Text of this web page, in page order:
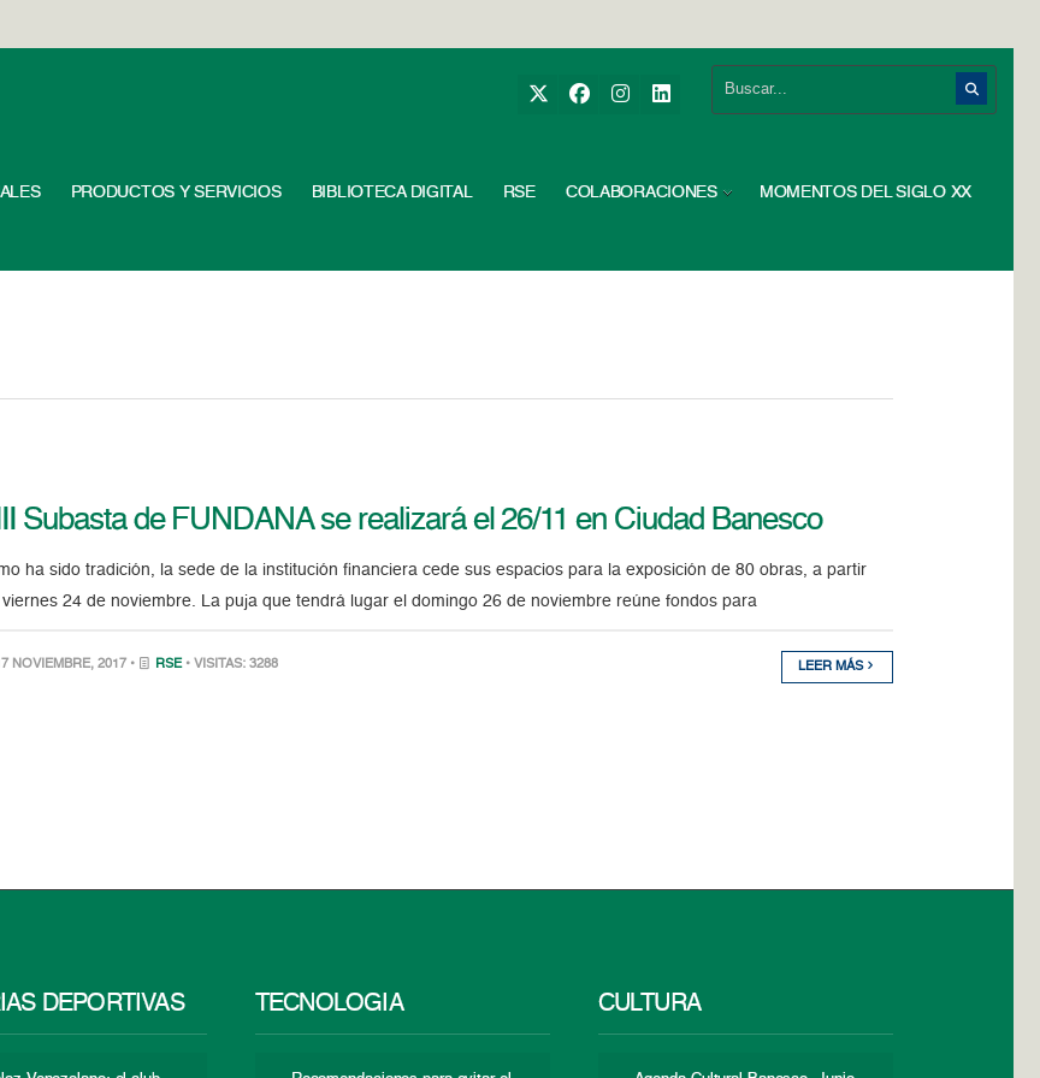
PRODUCTOS Y SERVICIOS BIBLIOTECA DIGITAL RSE COLABORACIONES MOMENTOS DEL SIGLO XX
Subasta de FUNDANA se realizará el 26/11 en Ciudad Banesco
ha sido tradición, la sede de la institución financiera cede sus espacios para la exposición de 80 obras, a partir
24 de noviembre. La puja que tendrá lugar el domingo 26 de noviembre reúne fondos para
NOVIEMBRE, 2017 • RSE • VISITAS: 3288 LEER MÁS
DEPORTIVAS TECNOLOGÍA CULTURA